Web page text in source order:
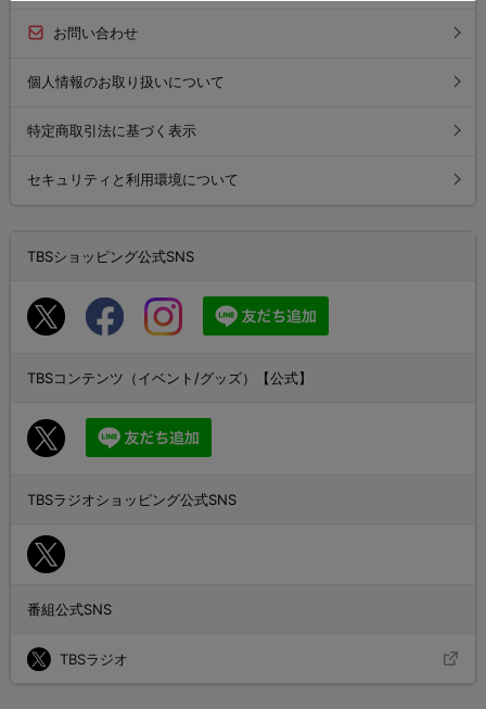
お問い合わせ
個人情報のお取り扱いについて
特定商取引法に基づく表示
セキュリティと利用環境について
TBSショッピング公式SNS
TBSコンテンツ（イベント/グッズ）【公式】
TBSラジオショッピング公式SNS
番組公式SNS
TBSラジオ